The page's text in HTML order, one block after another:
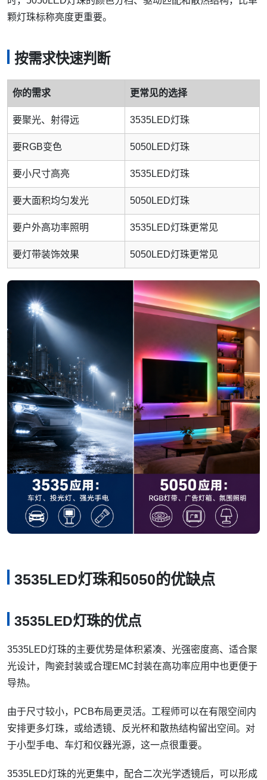
颗灯珠标称亮度更重要。
按需求快速判断
你的需求 更常见的选择
要聚光、射得远 3535LED灯珠
要RGB变色 5050LED灯珠
要小尺寸高亮 3535LED灯珠
要大面积均匀发光 5050LED灯珠
要户外高功率照明 3535LED灯珠更常见
要灯带装饰效果 5050LED灯珠更常见
3535LED灯珠和5050的优缺点
3535LED灯珠的优点
3535LED灯珠的主要优势是体积紧凑、光强密度高、适合聚
光设计，陶瓷封装或合理EMC封装在高功率应用中也更便于
导热。
由于尺寸较小，PCB布局更灵活。工程师可以在有限空间内
安排更多灯珠，或给透镜、反光杯和散热结构留出空间。对
于小型手电、车灯和仪器光源，这一点很重要。
3535LED灯珠的光更集中，配合二次光学透镜后，可以形成